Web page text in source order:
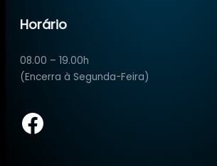
Horário
08.00 – 19.00h
(Encerra à Segunda-Feira)
Facebook